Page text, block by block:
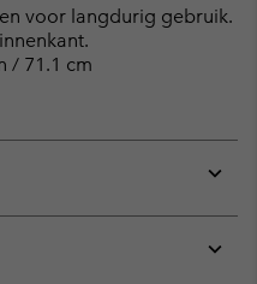
voor langdurig gebruik.
/ 71.1 cm
or